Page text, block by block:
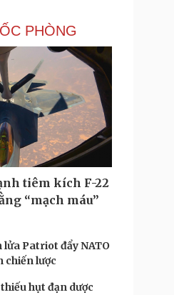
khoán
cà phê
nghệ
điệu
Công nghệ
nghiệm
đổi số
chuyện thời sự
sổ tình yêu
chuyện cho bé
giống tâm hồn
PHÒNG
tiêm kích F-22
“mạch máu”
Patriot đẩy NATO
chiến lược
hụt đạn dược